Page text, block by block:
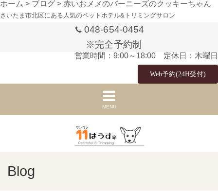
ホーム > ブログ > 赤いおメメのバーニーズのクッキーちゃん
さいたま市北区にある人気のペットホテル&トリミングサロン
048-654-0454
※完全予約制
営業時間：9:00～18:00 定休日：木曜日
Web予約(24H受付)
MENU
Blog